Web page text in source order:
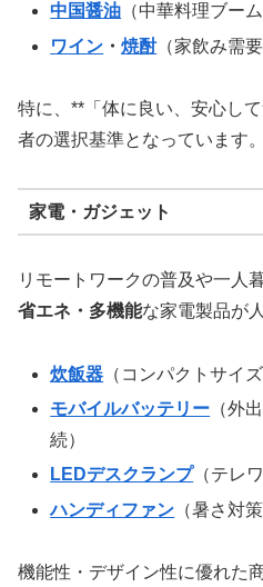
中国醤油 （中華料理ブー
ワイン ・焼酎（家飲み需要
特に、**「体に良い、安心し
者の選択基準となっています。
家電・ガジェット
リモートワークの普及や一人
省エネ・多機能な家電製品が
炊飯器 （コンパクトサイ
モバイルバッテリー （外
続）
LEDデスクランプ（テレ
ハンディファン （暑さ対
機能性・デザイン性に優れた